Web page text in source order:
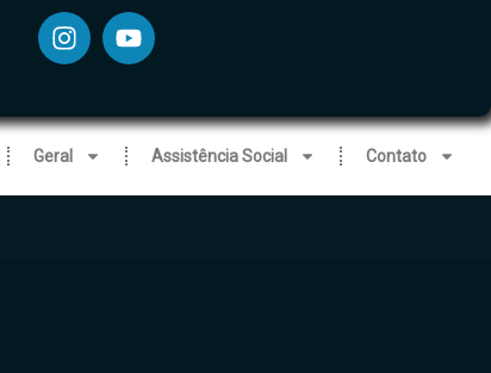
Geral Assistência Social Contato